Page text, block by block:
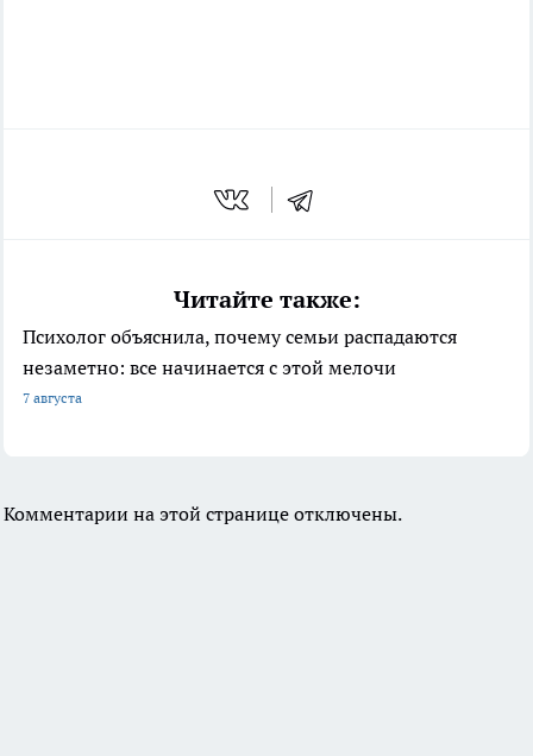
Читайте также:
Психолог объяснила, почему семьи распадаются
незаметно: все начинается с этой мелочи
7 августа
Комментарии на этой странице отключены.